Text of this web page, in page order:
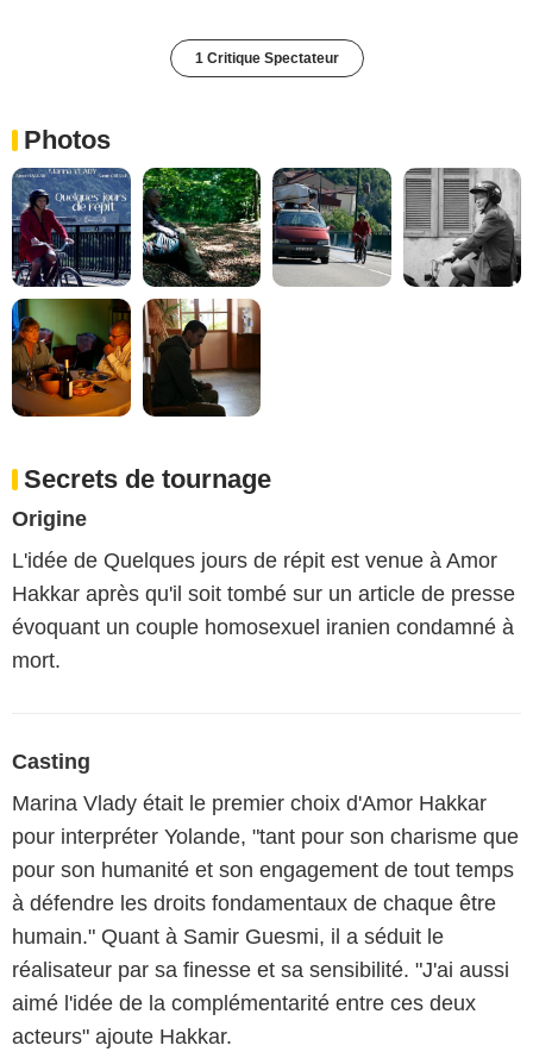
1 Critique Spectateur
Photos
Secrets de tournage
Origine
L'idée de Quelques jours de répit est venue à Amor
Hakkar après qu'il soit tombé sur un article de presse
évoquant un couple homosexuel iranien condamné à
mort.
Casting
Marina Vlady était le premier choix d'Amor Hakkar
pour interpréter Yolande, "tant pour son charisme que
pour son humanité et son engagement de tout temps
à défendre les droits fondamentaux de chaque être
humain." Quant à Samir Guesmi, il a séduit le
réalisateur par sa finesse et sa sensibilité. "J'ai aussi
aimé l'idée de la complémentarité entre ces deux
acteurs" ajoute Hakkar.